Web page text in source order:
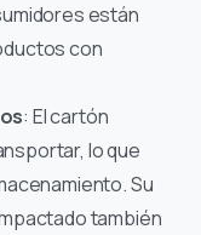
están
con
: El cartón
lo que
Su
también